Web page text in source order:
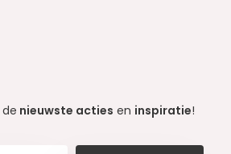
nieuwste acties en inspiratie!